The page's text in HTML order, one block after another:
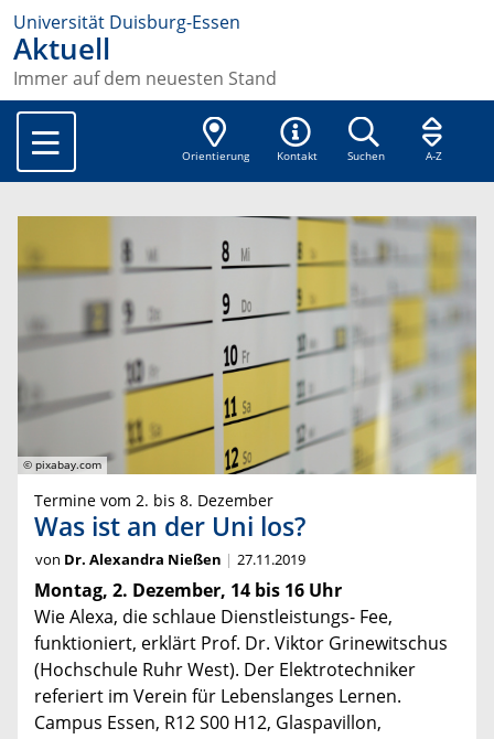
Universität Duisburg-Essen
Aktuell
Immer auf dem neuesten Stand
Orientierung Kontakt Suchen A-Z
© pixabay.com
Termine vom 2. bis 8. Dezember
Was ist an der Uni los?
von Dr. Alexandra Nießen 27.11.2019
Montag, 2. Dezember, 14 bis 16 Uhr
Wie Alexa, die schlaue Dienstleistungs- Fee,
funktioniert, erklärt Prof. Dr. Viktor Grinewitschus
(Hochschule Ruhr West). Der Elektrotechniker
referiert im Verein für Lebenslanges Lernen.
Campus Essen, R12 S00 H12, Glaspavillon,